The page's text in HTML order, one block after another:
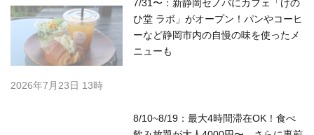
7/31〜：新静岡セノバにカフェ「けの
ひ堂 ラボ」がオープン！パンやコーヒ
ーなど静岡市内の自慢の味を使ったメ
ニューも
2026年7月23日 13時
8/10~8/19：最大4時間滞在OK！食べ